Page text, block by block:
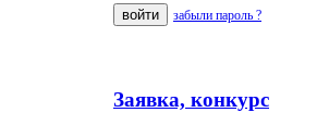
забыли пароль ?
Заявка, конкурс